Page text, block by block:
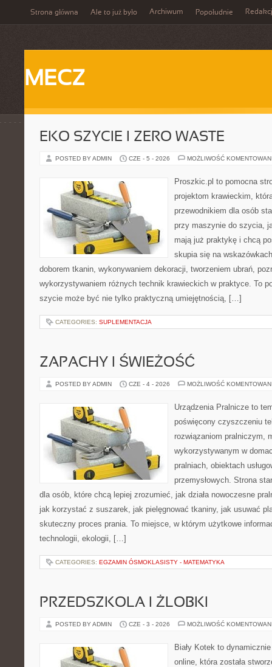
Strona główna Ale to już było Archiwum Popołudnie
MECZ
EKO SZYCIE I ZERO WASTE
POSTED BY ADMIN CZE - 5 - 2026 MOŻLIWOŚĆ
Proszkic.pl to pomocna
projektom krawieckim,
przewodnikiem dla osób
przy maszynie do szycia,
mają już praktykę i chcą
skupia się na
doborem tkanin, wykonywaniem dekoracji, tworzeniem ubrań,
wykorzystywaniem różnych technik krawieckich w praktyce. To
szycie może być nie tylko praktyczną umiejętnością, […]
CATEGORIES: SUPLEMENTACJA
ZAPACHY I ŚWIEŻOŚĆ
POSTED BY ADMIN CZE - 4 - 2026 MOŻLIWOŚĆ
Urządzenia Pralnicze to
poświęcony czyszczeniu
rozwiązaniom pralniczym,
wykorzystywanym w
pralniach, obiektach
przemysłowych. Strona
dla osób, które chcą lepiej zrozumieć, jak działa nowoczesne
jak korzystać z suszarek, jak pielęgnować tkaniny, jak usuwać
skuteczny proces prania. To miejsce, w którym użytkowe
technologii, ekologii, […]
CATEGORIES: EGZAMIN ÓSMOKLASISTY - MATEMATYKA
PRZEDSZKOLA I ŻLOBKI
POSTED BY ADMIN CZE - 3 - 2026 MOŻLIWOŚĆ
Biały Kotek to
online, która została